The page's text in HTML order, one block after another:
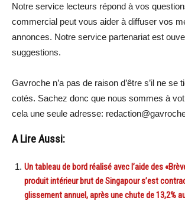
Notre service lecteurs répond à vos
commercial peut vous aider à diffuser vos
annonces. Notre service partenariat est
suggestions.
Gavroche n’a pas de raison d’être s’il ne se
cotés. Sachez donc que nous sommes à
cela une seule adresse:
A Lire Aussi:
Un tableau de bord réalisé avec l’aide des
produit intérieur brut de Singapour s’est
glissement annuel, après une chute de 13,2%